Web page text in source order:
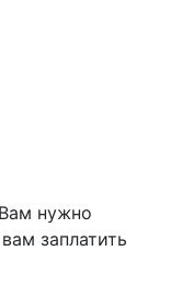
нужно
заплатить